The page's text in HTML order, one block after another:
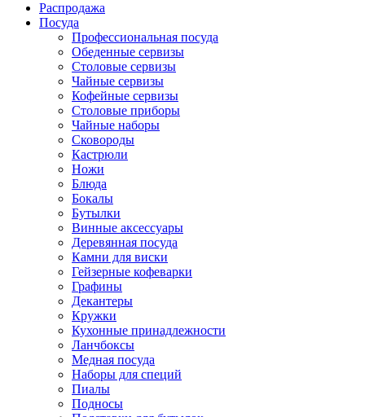
Распродажа
Посуда
Профессиональная посуда
Обеденные сервизы
Столовые сервизы
Чайные сервизы
Кофейные сервизы
Столовые приборы
Чайные наборы
Сковороды
Кастрюли
Ножи
Блюда
Бокалы
Бутылки
Винные аксессуары
Деревянная посуда
Камни для виски
Гейзерные кофеварки
Графины
Декантеры
Кружки
Кухонные принадлежности
Ланчбоксы
Медная посуда
Наборы для специй
Пиалы
Подносы